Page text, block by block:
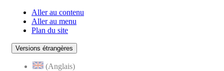
Aller au contenu
Aller au menu
Plan du site
Versions étrangères
(Anglais)